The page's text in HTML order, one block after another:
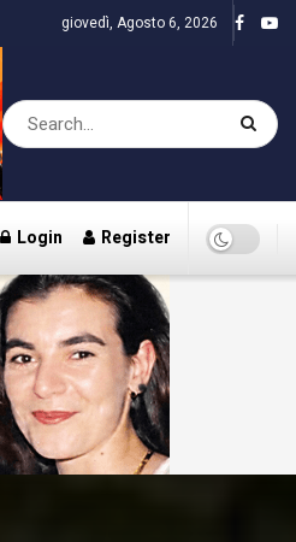
giovedì, Agosto 6, 2026
Login Register